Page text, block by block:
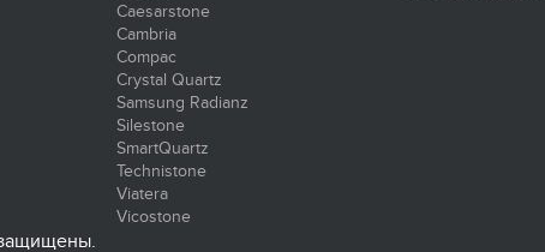
Caesarstone
Cambria
Compac
Crystal Quartz
Samsung Radianz
Silestone
SmartQuartz
Technistone
Viatera
Vicostone